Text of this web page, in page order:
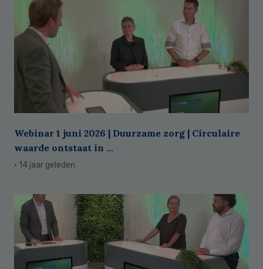
Webinar 1 juni 2026 | Duurzame zorg | Circulaire
waarde ontstaat in ...
· 14 jaar geleden